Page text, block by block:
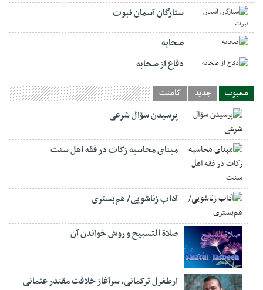
ستارگان آسمان نبوت
صحابه
دفاع از صحابه
محبوب جدید کامنت
پرسیدن سؤال شرعی
مبنای محاسبه زکات در فقه اهل سنت
آداب زناشویی/ هم‌بستری
صلاة التسبيح و روش خواندن آن
ارطغرل ترکمانی، سرآغاز خلافت مقتدر عثمانی